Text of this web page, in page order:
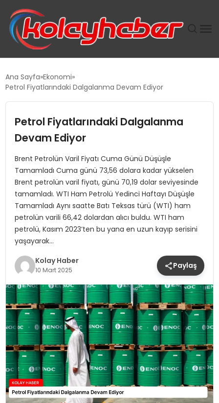
TANYER YAPI ZEMIN MÜHENDISLIĞINDE HEDEF
TOROSLAR’DA PAZAR GERGİNLİĞİ!
Ana Sayfa Ekonomi
Petrol Fiyatlarındaki Dalgalanma Devam Ediyor
Petrol Fiyatlarındaki Dalgalanma
Devam Ediyor
Brent Petrolün Varil Fiyatı Cuma Günü Düşüşle
Tamamladı Cuma günü 73,56 dolara kadar yükselen
Brent petrolün varil fiyatı, günü 70,19 dolar seviyesinde
tamamladı. WTI Ham Petrolü Yedinci Haftayı Düşüşle
Tamamladı Aynı saatte Batı Teksas türü (WTI) ham
petrolün varili 66,42 dolardan alıcı buldu. WTI ham
petrolü, Kasım 2023’ten bu yana en uzun kayıp serisini
yaşayarak…
Kolay Haber
10 Mart 2025 Paylaş